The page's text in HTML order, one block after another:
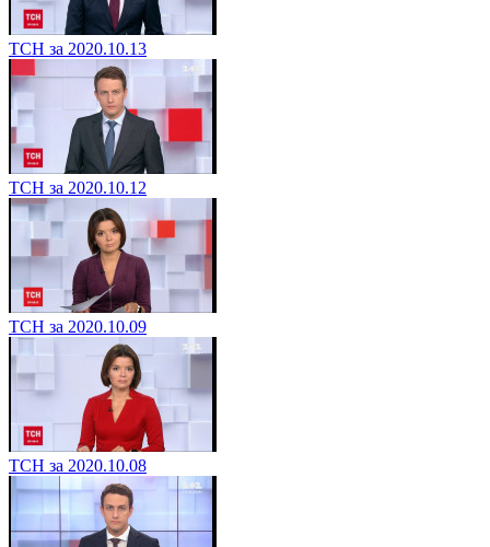
ТСН за 2020.10.13
ТСН за 2020.10.12
ТСН за 2020.10.09
ТСН за 2020.10.08